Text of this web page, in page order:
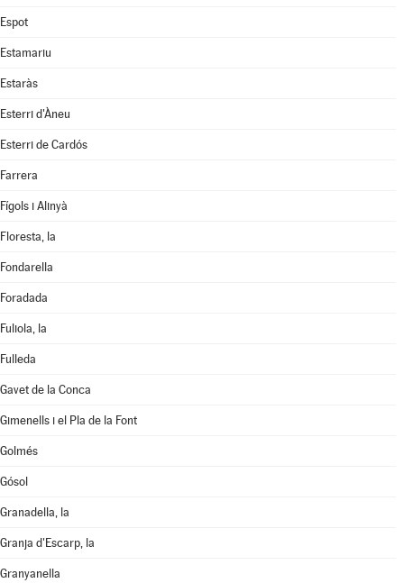
Espot
Estamariu
Estaràs
Esterri d'Àneu
Esterri de Cardós
Farrera
Fígols i Alinyà
Floresta, la
Fondarella
Foradada
Fuliola, la
Fulleda
Gavet de la Conca
Gimenells i el Pla de la Font
Golmés
Gósol
Granadella, la
Granja d'Escarp, la
Granyanella